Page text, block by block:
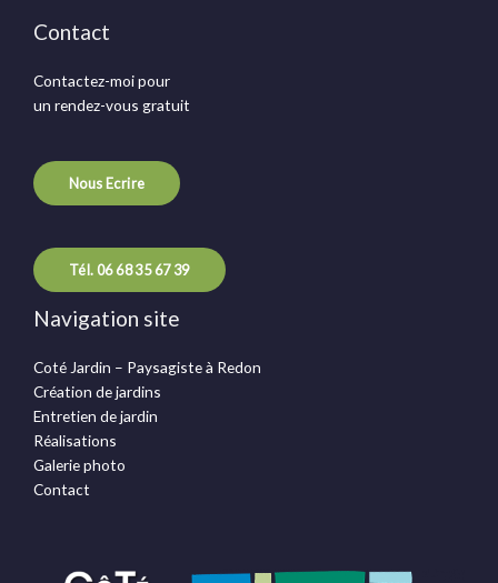
Contact
Contactez-moi pour
un rendez-vous gratuit
Nous Ecrire
Tél. 06 68 35 67 39
Navigation site
Coté Jardin – Paysagiste à Redon
Création de jardins
Entretien de jardin
Réalisations
Galerie photo
Contact